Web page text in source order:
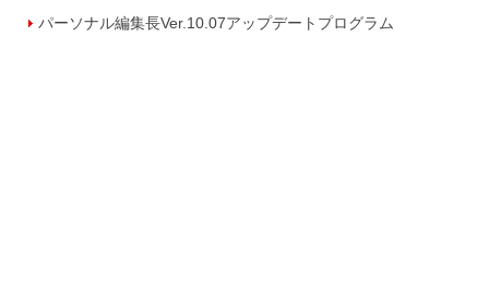
パーソナル編集長Ver.10.07アップデートプログラム